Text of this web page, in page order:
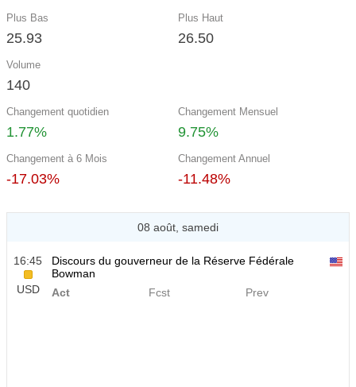
Plus Bas
25.93
Plus Haut
26.50
Volume
140
Changement quotidien
1.77%
Changement Mensuel
9.75%
Changement à 6 Mois
-17.03%
Changement Annuel
-11.48%
08 août, samedi
16:45
USD
Discours du gouverneur de la Réserve Fédérale
Bowman
Act
Fcst Prev